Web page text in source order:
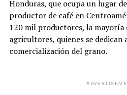
Honduras, que ocupa un lugar
productor de café en
120 mil productores, la mayoría
agricultores, quienes se dedican
comercialización del grano.